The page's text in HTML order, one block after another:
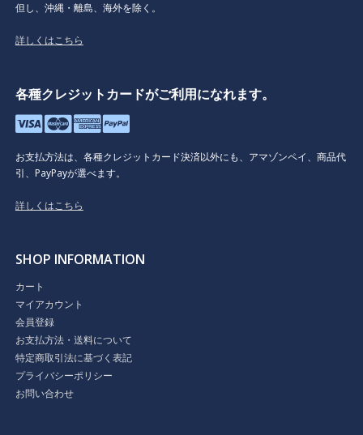
但し、沖縄・離島、海外を除く。
詳しくはこちら
各種クレジットカードがご利用になれます。
お支払方法は、各種クレジットカード決済以外にも、アマゾンペイ、商品代
引、PayPayが選べます。
詳しくはこちら
SHOP INFORMATION
カート
マイアカウント
会員登録
お支払方法・送料について
特定商取引法に基づく表記
プライバシーポリシー
お問い合わせ